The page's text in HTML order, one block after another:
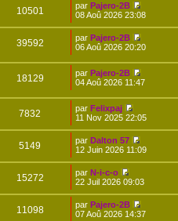
10501 parPajero-2B
08 Aoû 2026 23:08
39592 parPajero-2B
06 Aoû 2026 20:20
18129 parPajero-2B
04 Aoû 2026 11:47
7832 parFelixpaj
11 Nov 2025 22:05
5149 parDalton 57
12 Juin 2026 11:09
15272 parN-i-c-o
22 Juil 2026 09:03
11098 parPajero-2B
07 Aoû 2026 14:37